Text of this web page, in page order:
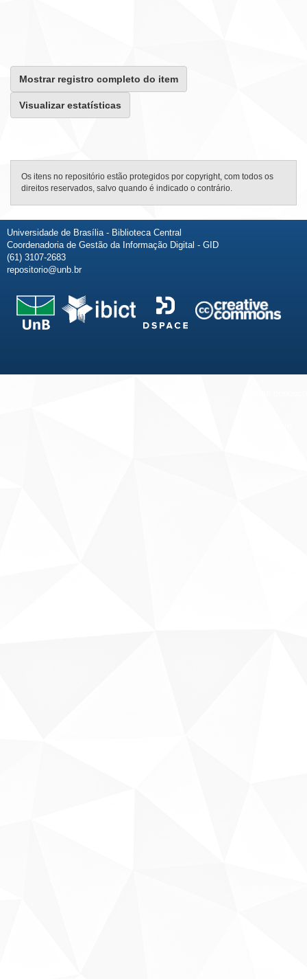
Mostrar registro completo do item
Visualizar estatísticas
Os itens no repositório estão protegidos por copyright, com todos os
direitos reservados, salvo quando é indicado o contrário.
Universidade de Brasília - Biblioteca Central
Coordenadoria de Gestão da Informação Digital - GID
(61) 3107-2683
repositorio@unb.br